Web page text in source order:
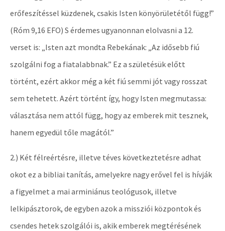
erőfeszítéssel küzdenek, csakis Isten könyörületétől függ!”
(Róm 9,16 EFO) S érdemes ugyanonnan elolvasni a 12.
verset is: „Isten azt mondta Rebekának: „Az idősebb fiú
szolgálni fog a fiatalabbnak.” Ez a születésük előtt
történt, ezért akkor még a két fiú semmi jót vagy rosszat
sem tehetett. Azért történt így, hogy Isten megmutassa:
választása nem attól függ, hogy az emberek mit tesznek,
hanem egyedül tőle magától.”
2.) Két félreértésre, illetve téves következtetésre adhat
okot ez a bibliai tanítás, amelyekre nagy erővel fel is hívják
a figyelmet a mai arminiánus teológusok, illetve
lelkipásztorok, de egyben azok a missziói központok és
csendes hetek szolgálói is, akik emberek megtérésének